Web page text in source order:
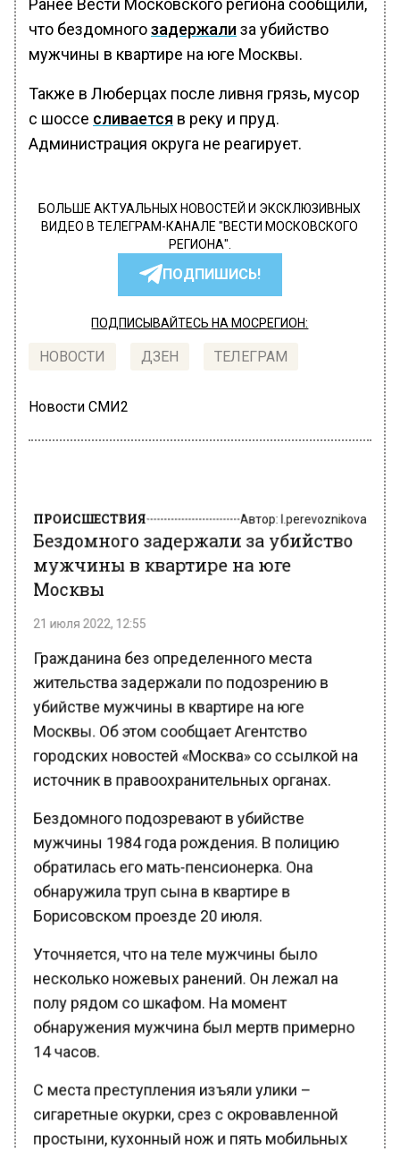
Ранее Вести Московского региона сообщили,
что бездомногозадержали за убийство
мужчины в квартире на юге Москвы.
Также в Люберцах после ливня грязь, мусор
с шоссе сливается в реку и пруд.
Администрация округа не реагирует.
БОЛЬШЕ АКТУАЛЬНЫХ НОВОСТЕЙ И ЭКСКЛЮЗИВНЫХ
ВИДЕО В ТЕЛЕГРАМ-КАНАЛЕ "ВЕСТИ МОСКОВСКОГО
РЕГИОНА".
ПОДПИШИСЬ!
ПОДПИСЫВАЙТЕСЬ НА МОСРЕГИОН:
НОВОСТИ ДЗЕН ТЕЛЕГРАМ
Новости СМИ2
Бездомного задержали за убийство
мужчины в квартире на юге
Москвы
жительства задержали по подозрению в
убийстве мужчины в квартире на юге
Москвы. Об этом сообщает Агентство
городских новостей «Москва» со ссылкой на
источник в правоохранительных органах.
Бездомного подозревают в убийстве
мужчины 1984 года рождения. В полицию
обратилась его мать-пенсионерка. Она
обнаружила труп сына в квартире в
Борисовском проезде 20 июля.
Уточняется, что на теле мужчины было
несколько ножевых ранений. Он лежал на
полу рядом со шкафом. На момент
обнаружения мужчина был мертв примерно
14 часов.
С места преступления изъяли улики –
сигаретные окурки, срез с окровавленной
простыни, кухонный нож и пять мобильных